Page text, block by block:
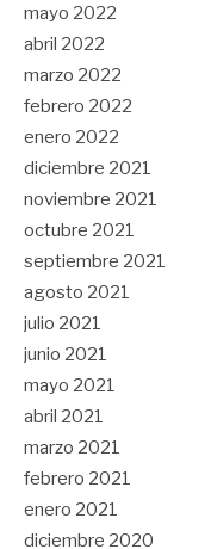
mayo 2022
abril 2022
marzo 2022
febrero 2022
enero 2022
diciembre 2021
noviembre 2021
octubre 2021
septiembre 2021
agosto 2021
julio 2021
junio 2021
mayo 2021
abril 2021
marzo 2021
febrero 2021
enero 2021
diciembre 2020